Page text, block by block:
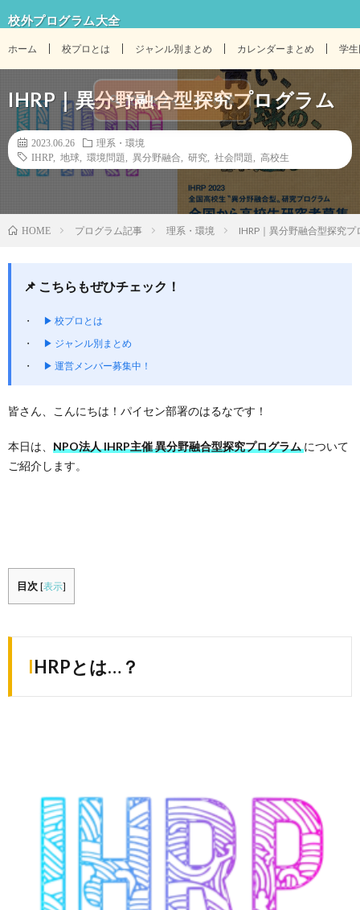
校外プログラム大全
ホーム 校プロとは ジャンル別まとめ カレンダーまとめ 学
IHRP｜異分野融合型探究プログラム
2023.06.26
理系・環境
IHRP
地球 環境問題 異分野融合 研究 社会問題 高校生
HOME プログラム記事 理系・環境 IHRP｜異分野融合型探究プ
📌 こちらもぜひチェック！
▶ 校プロとは
▶ ジャンル別まとめ
▶ 運営メンバー募集中！
皆さん、こんにちは！パイセン部署のはるなです！
本日は、 NPO法人 IHRP主催 異分野融合型探究プログラムについて
ご紹介します。
目次 [表示]
IHRPとは…？